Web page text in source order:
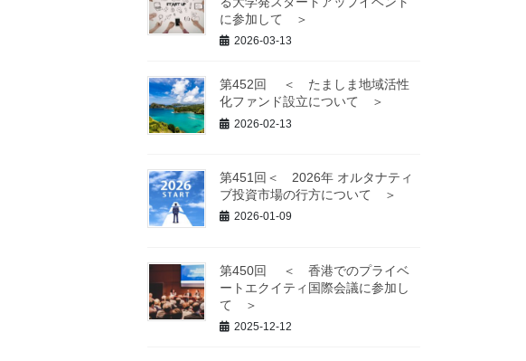
に参加して ＞
2026-03-13
第452回 ＜ たましま地域活性
化ファンド設立について ＞
2026-02-13
第451回＜ 2026年 オルタナティ
ブ投資市場の行方について ＞
2026-01-09
第450回 ＜ 香港でのプライベ
ートエクイティ国際会議に参加し
て ＞
2025-12-12